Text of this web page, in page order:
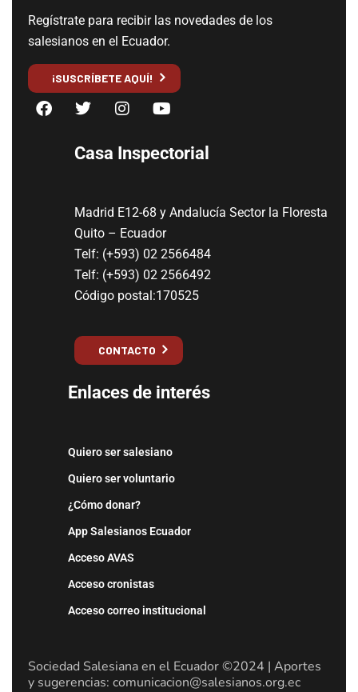
Regístrate para recibir las novedades de los
salesianos en el Ecuador.
¡SUSCRÍBETE AQUÍ!
Casa Inspectorial
Madrid E12-68 y Andalucía Sector la Floresta
Quito – Ecuador
Telf: (+593) 02 2566484
Telf: (+593) 02 2566492
Código postal:170525
CONTACTO
Enlaces de interés
Quiero ser salesiano
Quiero ser voluntario
¿Cómo donar?
App Salesianos Ecuador
Acceso AVAS
Acceso cronistas
Acceso correo institucional
Sociedad Salesiana en el Ecuador ©2024 | Aportes
y sugerencias: comunicacion@salesianos.org.ec